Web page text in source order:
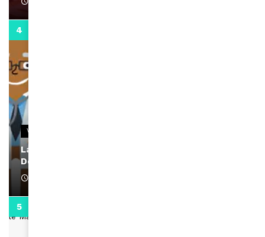
VIDEOS
La rubrique santé speciale coronavirus du
Docteur Makanda